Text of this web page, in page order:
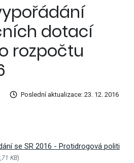
dotací
rozpočtu
Poslední aktualizace: 23. 12. 2016
se SR 2016 - Protidrogová politi
KB)